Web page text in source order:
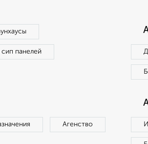
сип панелей
Агенство